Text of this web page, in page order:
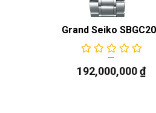
Grand Seiko
192,000,000₫